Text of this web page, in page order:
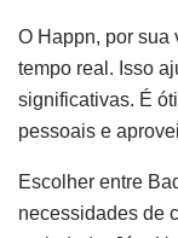
O Happn, por sua
tempo real. Isso
significativas. É
pessoais e
Escolher entre
necessidades de